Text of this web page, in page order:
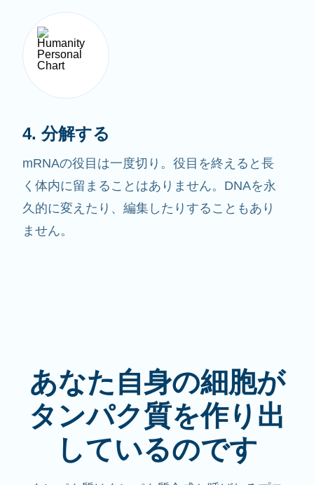
4. 分解する
mRNAの役目は一度切り。役目を終えると長
く体内に留まることはありません。DNAを永
久的に変えたり、編集したりすることもあり
ません。
あなた自身の細胞が
タンパク質を作り出
しているのです